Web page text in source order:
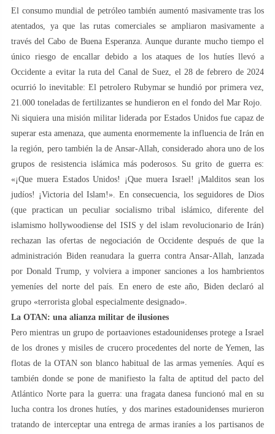
El consumo mundial de petróleo también aumentó masivamente tras los
atentados, ya que las rutas comerciales se ampliaron masivamente a
través del Cabo de Buena Esperanza. Aunque durante mucho tiempo el
único riesgo de encallar debido a los ataques de los hutíes llevó a
Occidente a evitar la ruta del Canal de Suez, el 28 de febrero de 2024
ocurrió lo inevitable: El petrolero Rubymar se hundió por primera vez,
21.000 toneladas de fertilizantes se hundieron en el fondo del Mar Rojo.
Ni siquiera una misión militar liderada por Estados Unidos fue capaz de
superar esta amenaza, que aumenta enormemente la influencia de Irán en
la región, pero también la de Ansar-Allah, considerado ahora uno de los
grupos de resistencia islámica más poderosos. Su grito de guerra es:
«¡Que muera Estados Unidos! ¡Que muera Israel! ¡Malditos sean los
judíos! ¡Victoria del Islam!». En consecuencia, los seguidores de Dios
(que practican un peculiar socialismo tribal islámico, diferente del
islamismo hollywoodiense del ISIS y del islam revolucionario de Irán)
rechazan las ofertas de negociación de Occidente después de que la
administración Biden reanudara la guerra contra Ansar-Allah, lanzada
por Donald Trump, y volviera a imponer sanciones a los hambrientos
yemeníes del norte del país. En enero de este año, Biden declaró al
grupo «terrorista global especialmente designado».
La OTAN: una alianza militar de ilusiones
Pero mientras un grupo de portaaviones estadounidenses protege a Israel
de los drones y misiles de crucero procedentes del norte de Yemen, las
flotas de la OTAN son blanco habitual de las armas yemeníes. Aquí es
también donde se pone de manifiesto la falta de aptitud del pacto del
Atlántico Norte para la guerra: una fragata danesa funcionó mal en su
lucha contra los drones hutíes, y dos marines estadounidenses murieron
tratando de interceptar una entrega de armas iraníes a los partisanos de